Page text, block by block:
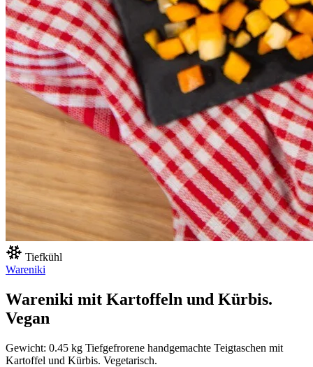
Tiefkühl
Wareniki
Wareniki mit Kartoffeln und Kürbis.
Vegan
Gewicht: 0.45 kg Tiefgefrorene handgemachte Teigtaschen mit
Kartoffel und Kürbis. Vegetarisch.